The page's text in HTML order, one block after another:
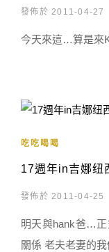
發佈於 2011-04-27
今天來這…算是來
吃吃喝喝
17週年in吉娜纽
發佈於 2011-04-25
明天與hank爸…正
關係 老夫老妻的